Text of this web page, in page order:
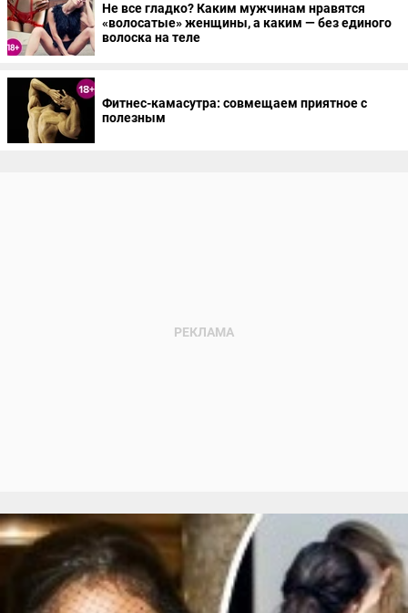
Не все гладко? Каким мужчинам нравятся
«волосатые» женщины, а каким — без единого
волоска на теле
Фитнес-камасутра: совмещаем приятное с
полезным